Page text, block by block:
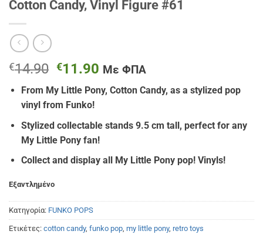
Cotton Candy, Vinyl Figure #61
€14.90 Original
price
was:
€14.90.
€11.90 Η
τρέχουσα
τιμή
€11.90.
Με ΦΠΑ
From My Little Pony, Cotton Candy, as a stylized pop
vinyl from Funko!
Stylized collectable stands 9.5 cm tall, perfect for any
My Little Pony fan!
Collect and display all My Little Pony pop! Vinyls!
Εξαντλημένο
Κατηγορία: FUNKO POPS
Ετικέτες: cotton candy, funko pop, my little pony, retro toys